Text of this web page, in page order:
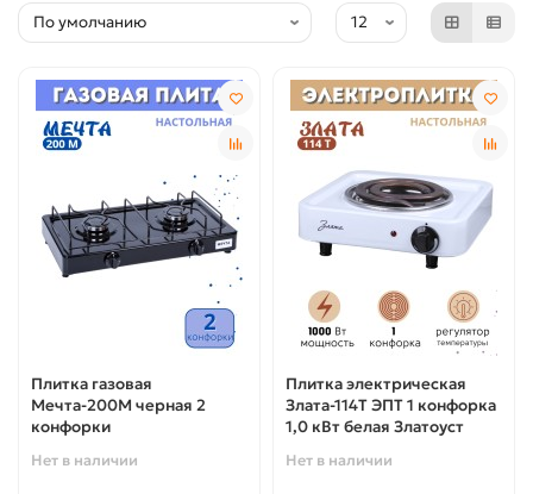
Плитка газовая
Мечта-200М черная 2
конфорки
Нет в наличии
Плитка электрическая
Злата-114Т ЭПТ 1 конфорка
1,0 кВт белая Златоуст
Нет в наличии